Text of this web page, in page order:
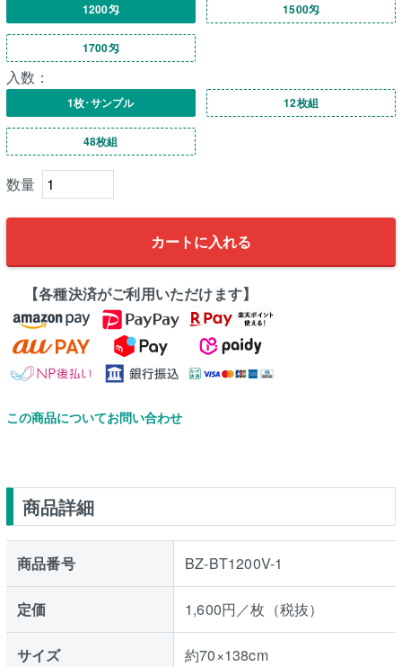
1200匁 1500匁
1700匁
入数：
1枚･サンプル 12枚組
48枚組
カートに入れる
【各種決済がご利用いただけます】
この商品についてお問い合わせ
商品詳細
商品番号 BZ-BT1200V-1
定価 1,600円／枚（税抜）
サイズ 約70×138cm